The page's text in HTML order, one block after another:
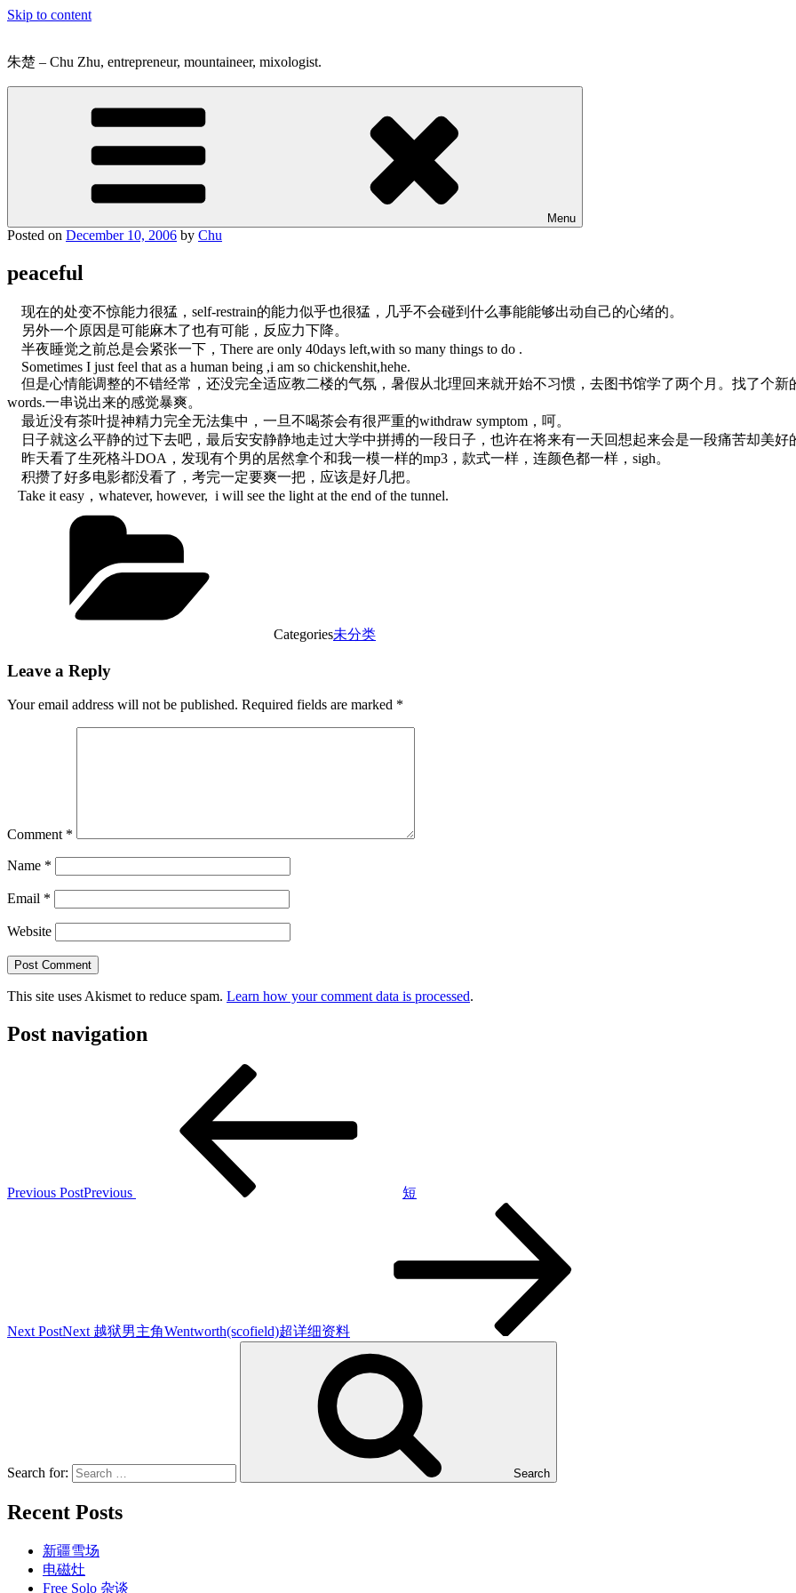
Skip to content
朱楚 – Chu Zhu, entrepreneur, mountaineer, mixologist.
Menu
Posted on December 10, 2006 by Chu
peaceful
现在的处变不惊能力很猛，self-restrain的能力似乎也很猛，几乎不会碰到什么事能能够出动自己的心绪的。
另外一个原因是可能麻木了也有可能，反应力下降。
半夜睡觉之前总是会紧张一下，There are only 40days left,with so many things to do .
Sometimes I just feel that as a human being ,i am so chickenshit,hehe.
但是心情能调整的不错经常，还没完全适应教二楼的气氛，暑假从北理回来就开始不习惯，去图书馆学了两个月。找了个新
words.一串说出来的感觉暴爽。
最近没有茶叶提神精力完全无法集中，一旦不喝茶会有很严重的withdraw symptom，呵。
日子就这么平静的过下去吧，最后安安静静地走过大学中拼搏的一段日子，也许在将来有一天回想起来会是一段痛苦却美好
昨天看了生死格斗DOA，发现有个男的居然拿个和我一模一样的mp3，款式一样，连颜色都一样，sigh。
积攒了好多电影都没看了，考完一定要爽一把，应该是好几把。
Take it easy，whatever, however, i will see the light at the end of the tunnel.
Categories未分类
Leave a Reply
Your email address will not be published. Required fields are marked *
Comment *
Name *
Email *
Website
This site uses Akismet to reduce spam. Learn how your comment data is processed.
Post navigation
Previous PostPrevious 短
Next PostNext 越狱男主角Wentworth(scofield)超详细资料
Search for: Search
Recent Posts
新疆雪场
电磁灶
Free Solo 杂谈